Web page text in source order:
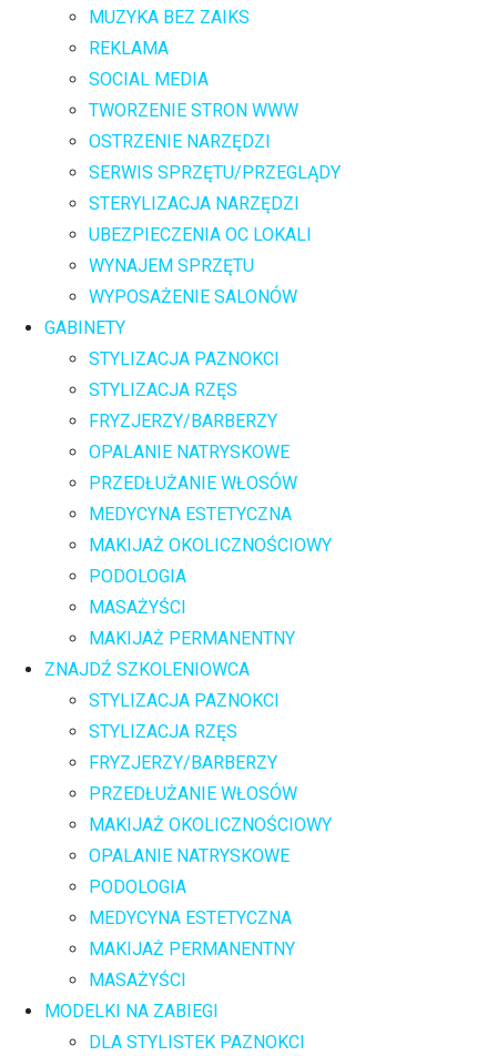
MUZYKA BEZ ZAIKS
REKLAMA
SOCIAL MEDIA
TWORZENIE STRON WWW
OSTRZENIE NARZĘDZI
SERWIS SPRZĘTU/PRZEGLĄDY
STERYLIZACJA NARZĘDZI
UBEZPIECZENIA OC LOKALI
WYNAJEM SPRZĘTU
WYPOSAŻENIE SALONÓW
GABINETY
STYLIZACJA PAZNOKCI
STYLIZACJA RZĘS
FRYZJERZY/BARBERZY
OPALANIE NATRYSKOWE
PRZEDŁUŻANIE WŁOSÓW
MEDYCYNA ESTETYCZNA
MAKIJAŻ OKOLICZNOŚCIOWY
PODOLOGIA
MASAŻYŚCI
MAKIJAŻ PERMANENTNY
ZNAJDŹ SZKOLENIOWCA
STYLIZACJA PAZNOKCI
STYLIZACJA RZĘS
FRYZJERZY/BARBERZY
PRZEDŁUŻANIE WŁOSÓW
MAKIJAŻ OKOLICZNOŚCIOWY
OPALANIE NATRYSKOWE
PODOLOGIA
MEDYCYNA ESTETYCZNA
MAKIJAŻ PERMANENTNY
MASAŻYŚCI
MODELKI NA ZABIEGI
DLA STYLISTEK PAZNOKCI